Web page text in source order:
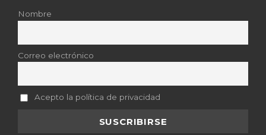
Nombre
Correo electrónico
Acepto la política de privacidad